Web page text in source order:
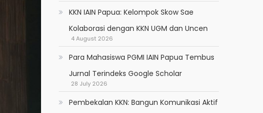
KKN IAIN Papua: Kelompok Skow Sae
Kolaborasi dengan KKN UGM dan Uncen
4 August 2026
Para Mahasiswa PGMI IAIN Papua Tembus
Jurnal Terindeks Google Scholar
28 July 2026
Pembekalan KKN: Bangun Komunikasi Aktif